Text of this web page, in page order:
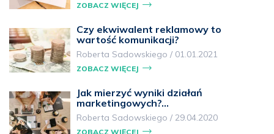
ZOBACZ WIĘCEJ
Czy ekwiwalent reklamowy to
wartość komunikacji?
Roberta Sadowskiego / 01.01.2021
ZOBACZ WIĘCEJ
Jak mierzyć wyniki działań
marketingowych?…
Roberta Sadowskiego / 29.04.2020
ZOBACZ WIĘCEJ